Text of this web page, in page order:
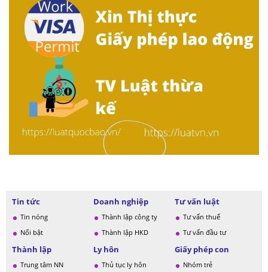
Tin tức
Tin nóng
Nổi bật
Doanh nghiệp
Thành lập công ty
Thành lập HKD
Tư vấn luật
Tư vấn thuế
Tư vấn đầu tư
Thành lập
Trung tâm NN
Ly hôn
Thủ tục ly hôn
Giấy phép con
Nhóm trẻ